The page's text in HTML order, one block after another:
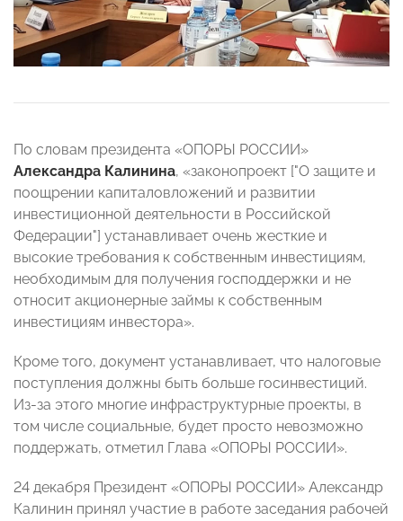
По словам президента «ОПОРЫ РОССИИ»
Александра Калинина, «законопроект ["О защите и
поощрении капиталовложений и развитии
инвестиционной деятельности в Российской
Федерации"] устанавливает очень жесткие и
высокие требования к собственным инвестициям,
необходимым для получения господдержки и не
относит акционерные займы к собственным
инвестициям инвестора».
Кроме того, документ устанавливает, что налоговые
поступления должны быть больше госинвестиций.
Из-за этого многие инфраструктурные проекты, в
том числе социальные, будет просто невозможно
поддержать, отметил Глава «ОПОРЫ РОССИИ».
24 декабря Президент «ОПОРЫ РОССИИ» Александр
Калинин принял участие в работе заседания рабочей